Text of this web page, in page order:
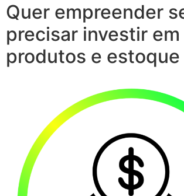
Quer empreender
precisar investir em
produtos e estoque